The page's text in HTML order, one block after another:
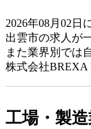
2026年08月02日
出雲市の求人が
また業界別では
株式会社BREXA
工場・製